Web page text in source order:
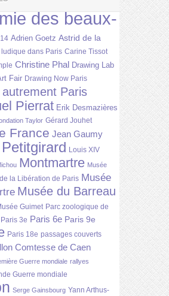
des beaux-
Adrien Goetz Astrid de la
ludique dans Paris Carine Tissot
Christine Phal Drawing Lab
Fair Drawing Now Paris
Paris
Pierrat Erik Desmazières
Taylor Gérard Jouhet
France Jean Gaumy
Louis XIV
Montmartre Musée
la Libération de Paris Musée
Musée du Barreau
Guimet Parc zoologique de
Paris 3e Paris 6e Paris 9e
Paris 18e passages couverts
Comtesse de Caen
Guerre mondiale rallyes
Guerre mondiale
Serge Gainsbourg Yann Arthus-